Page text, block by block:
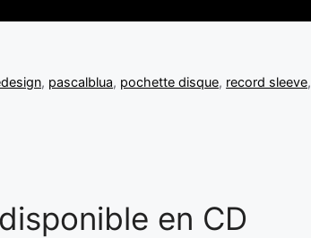
, pascalblua, pochette disque, record sleeve,
en CD